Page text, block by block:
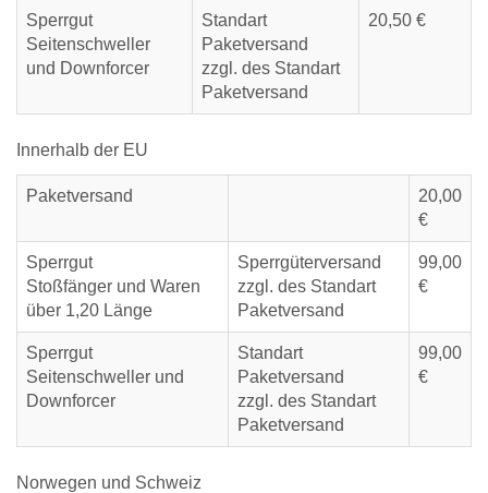
Sperrgut
Seitenschweller
und Downforcer
Standart
Paketversand
zzgl. des Standart
Paketversand
20,50 €
Innerhalb der EU
Paketversand
20,00
€
Sperrgut
Stoßfänger und Waren
über 1,20 Länge
Sperrgüterversand
zzgl. des Standart
Paketversand
99,00
€
Sperrgut
Seitenschweller und
Downforcer
Standart
Paketversand
zzgl. des Standart
Paketversand
99,00
€
Norwegen und Schweiz